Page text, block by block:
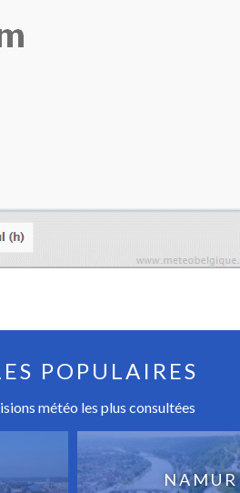
POPULAIRES
météo les plus consultées
NAMUR